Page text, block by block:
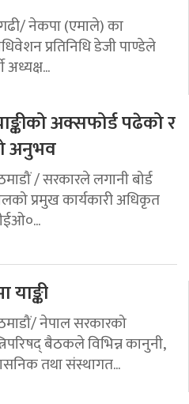
नेकपा (एमाले) का
प्रतिनिधि डेजी पाण्डेले
अध्यक्ष...
अक्सफोर्ड पढेको र
अनुभव
/ सरकारले लगानी बोर्ड
प्रमुख कार्यकारी अधिकृत
नेपाल सरकारको
बैठकले विभिन्न कानुनी,
तथा संस्थागत...